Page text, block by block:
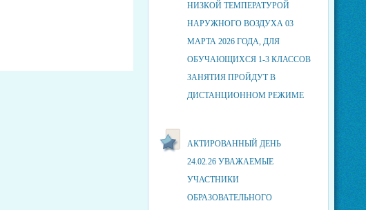
НИЗКОЙ ТЕМПЕРАТУРОЙ
НАРУЖНОГО ВОЗДУХА 03
МАРТА 2026 ГОДА, ДЛЯ
ОБУЧАЮЩИХСЯ 1-3 КЛАССОВ
ЗАНЯТИЯ ПРОЙДУТ В
ДИСТАНЦИОННОМ РЕЖИМЕ
АКТИРОВАННЫЙ ДЕНЬ
24.02.26 УВАЖАЕМЫЕ
УЧАСТНИКИ
ОБРАЗОВАТЕЛЬНОГО